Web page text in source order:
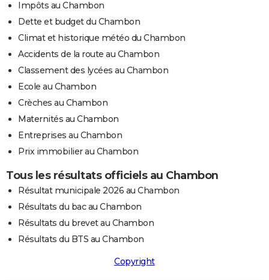
Impôts au Chambon
Dette et budget du Chambon
Climat et historique météo du Chambon
Accidents de la route au Chambon
Classement des lycées au Chambon
Ecole au Chambon
Crèches au Chambon
Maternités au Chambon
Entreprises au Chambon
Prix immobilier au Chambon
Tous les résultats officiels au Chambon
Résultat municipale 2026 au Chambon
Résultats du bac au Chambon
Résultats du brevet au Chambon
Résultats du BTS au Chambon
Copyright